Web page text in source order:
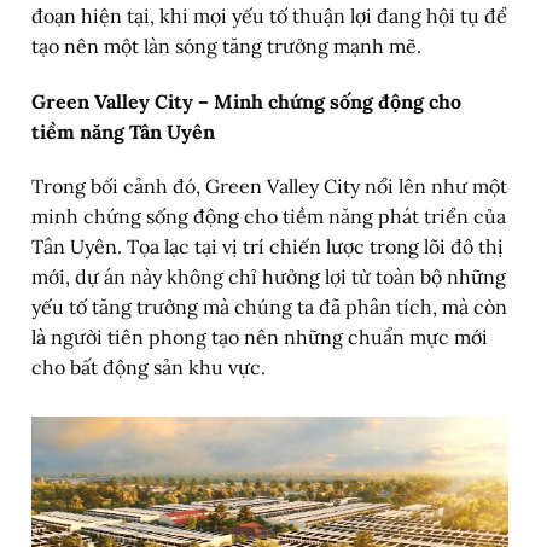
đoạn hiện tại, khi mọi yếu tố thuận lợi đang hội tụ để
tạo nên một làn sóng tăng trưởng mạnh mẽ.
Green Valley City – Minh chứng sống động cho
tiềm năng Tân Uyên
Trong bối cảnh đó, Green Valley City nổi lên như một
minh chứng sống động cho tiềm năng phát triển của
Tân Uyên. Tọa lạc tại vị trí chiến lược trong lõi đô thị
mới, dự án này không chỉ hưởng lợi từ toàn bộ những
yếu tố tăng trưởng mà chúng ta đã phân tích, mà còn
là người tiên phong tạo nên những chuẩn mực mới
cho bất động sản khu vực.